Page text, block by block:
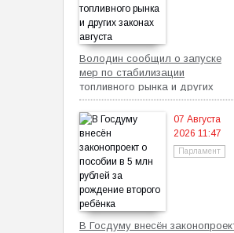
Володин сообщил о запуске
мер по стабилизации
топливного рынка и других
законах августа
07 Августа
2026 11:47
Парламент
В Госдуму внесён